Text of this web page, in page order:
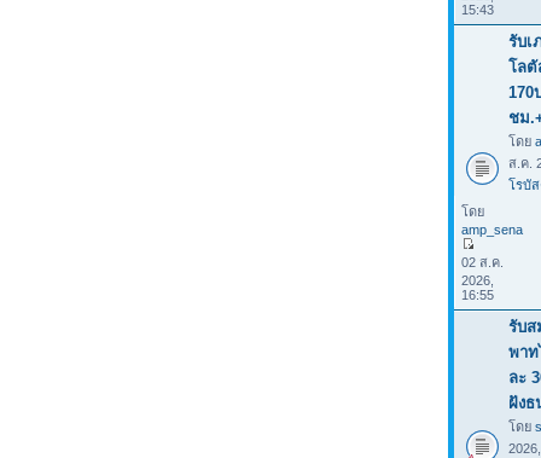
15:43
รับเ
โลตั
170
ชม
โดย
ส.ค.
โรบั
โดย
amp_sena
02 ส.ค.
2026,
16:55
รับส
พาท
ละ
ฝังธ
โดย